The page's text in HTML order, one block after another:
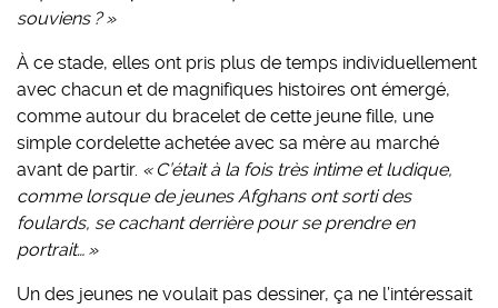
souviens ? »
À ce stade, elles ont pris plus de temps individuellement
avec chacun et de magnifiques histoires ont émergé,
comme autour du bracelet de cette jeune fille, une
simple cordelette achetée avec sa mère au marché
avant de partir. « C’était à la fois très intime et ludique,
comme lorsque de jeunes Afghans ont sorti des
foulards, se cachant derrière pour se prendre en
portrait… »
Un des jeunes ne voulait pas dessiner, ça ne l’intéressait